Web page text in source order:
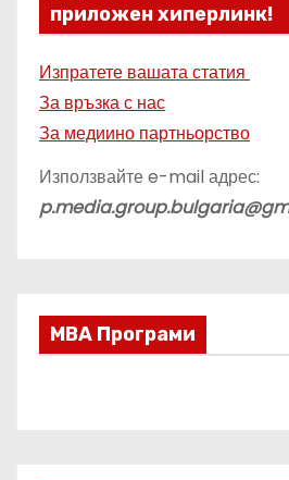
приложен хиперлинк!
Изпратете вашата статия
За връзка с нас
За медиино партньорство
Използвайте e-mail адрес:
МВА Програми